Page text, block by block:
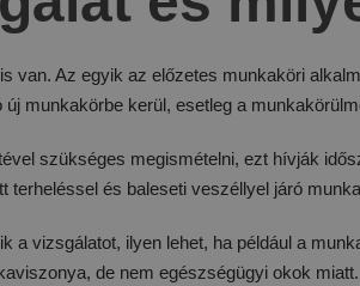
van. Az egyik az előzetes munkaköri
munkakörbe kerül, esetleg a
szükséges megismételni, ezt hívják
és baleseti veszéllyel járó
a vizsgálatot, ilyen lehet, ha például a
de nem egészségügyi okok miatt.